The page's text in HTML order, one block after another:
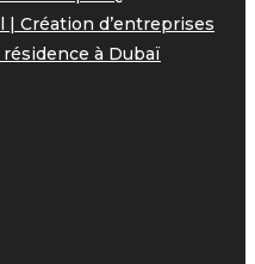
Création d’entreprises
à Dubaï